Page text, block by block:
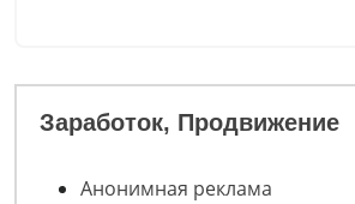
Заработок, Продвижение
Анонимная реклама